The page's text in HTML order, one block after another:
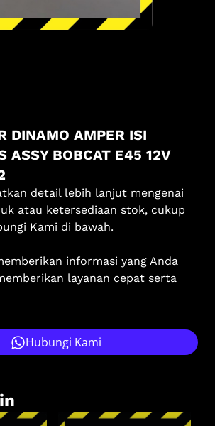
DINAMO AMPER ISI
ASSY BOBCAT E45 12V
detail lebih lanjut mengenai
atau ketersediaan stok, cukup
Kami di bawah.
informasi yang Anda
layanan cepat serta
Hubungi Kami